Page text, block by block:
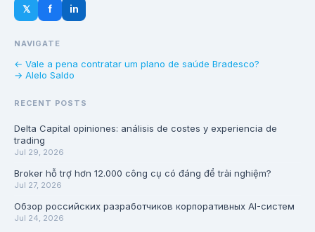
𝕏 f in
NAVIGATE
← Vale a pena contratar um plano de saúde Bradesco?
→ Alelo Saldo
RECENT POSTS
Delta Capital opiniones: análisis de costes y experiencia de
trading
Jul 29, 2026
Broker hỗ trợ hơn 12.000 công cụ có đáng để trải nghiệm?
Jul 27, 2026
Обзор российских разработчиков корпоративных AI-систем
Jul 24, 2026